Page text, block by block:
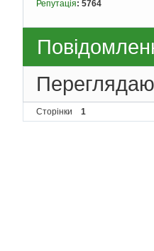
Репутація: 5764
Сторінки 1